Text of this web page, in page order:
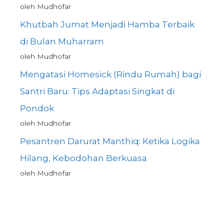
oleh Mudhofar
Khutbah Jumat Menjadi Hamba Terbaik
di Bulan Muharram
oleh Mudhofar
Mengatasi Homesick (Rindu Rumah) bagi
Santri Baru: Tips Adaptasi Singkat di
Pondok
oleh Mudhofar
Pesantren Darurat Manthiq: Ketika Logika
Hilang, Kebodohan Berkuasa
oleh Mudhofar